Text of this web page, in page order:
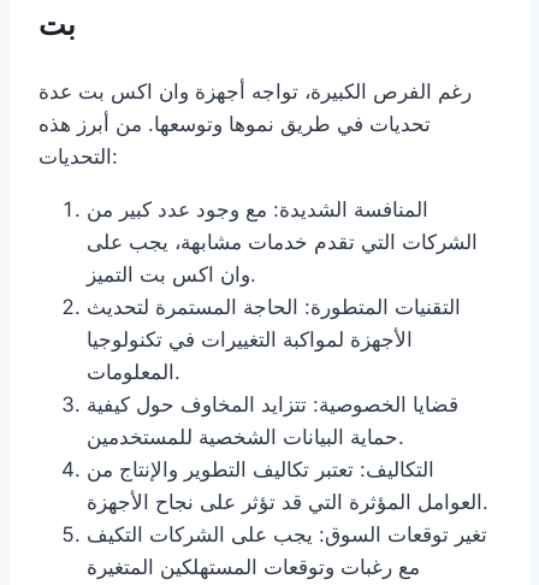
بت
رغم الفرص الكبيرة، تواجه أجهزة وان اكس بت عدة
تحديات في طريق نموها وتوسعها. من أبرز هذه
التحديات:
المنافسة الشديدة: مع وجود عدد كبير من
الشركات التي تقدم خدمات مشابهة، يجب على
وان اكس بت التميز.
التقنيات المتطورة: الحاجة المستمرة لتحديث
الأجهزة لمواكبة التغييرات في تكنولوجيا
المعلومات.
قضايا الخصوصية: تتزايد المخاوف حول كيفية
حماية البيانات الشخصية للمستخدمين.
التكاليف: تعتبر تكاليف التطوير والإنتاج من
العوامل المؤثرة التي قد تؤثر على نجاح الأجهزة.
تغير توقعات السوق: يجب على الشركات التكيف
مع رغبات وتوقعات المستهلكين المتغيرة